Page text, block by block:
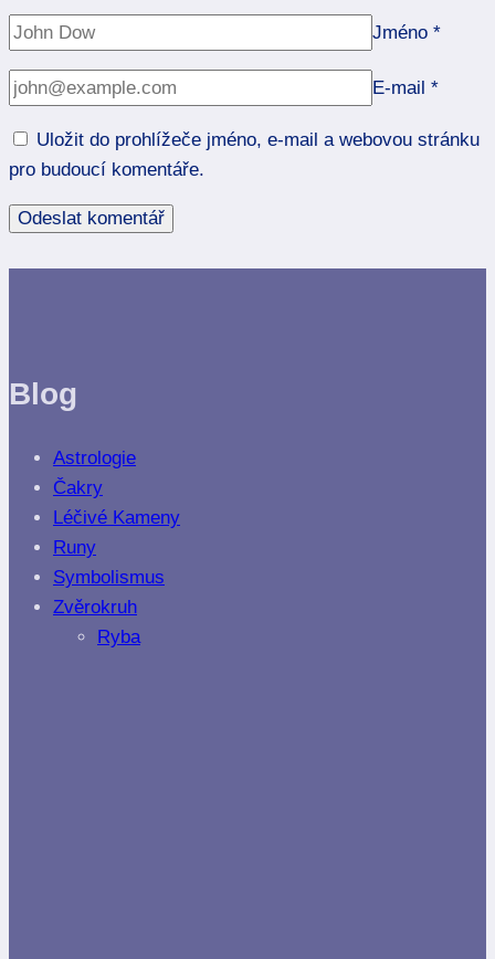
Jméno *
E-mail *
Uložit do prohlížeče jméno, e-mail a webovou stránku
pro budoucí komentáře.
Blog
Astrologie
Čakry
Léčivé Kameny
Runy
Symbolismus
Zvěrokruh
Ryba